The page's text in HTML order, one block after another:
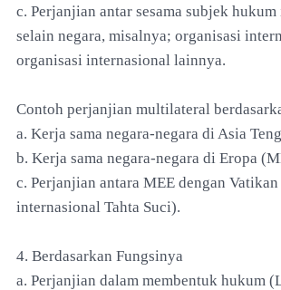
c. Perjanjian antar sesama subjek
selain negara, misalnya; organisasi
organisasi internasional lainnya.
Contoh perjanjian multilateral
a. Kerja sama negara-negara di Asia
b. Kerja sama negara-negara di Eropa
c. Perjanjian antara MEE dengan
internasional Tahta Suci).
4. Berdasarkan Fungsinya
a. Perjanjian dalam membentuk hukum